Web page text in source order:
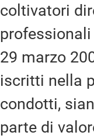
coltivatori
29 marzo
iscritti nella
condotti,
parte di